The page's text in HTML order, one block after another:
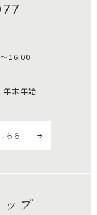
16:00
年末年始
ちら
プ